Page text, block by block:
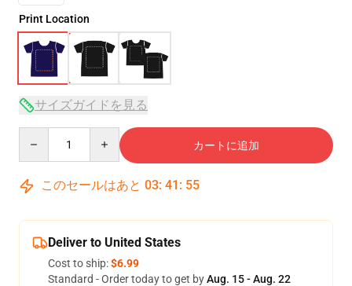
Print Location
サイズガイドを見る
カートに追加
このセールはあと 03: 41 : 54
Deliver to United States
Cost to ship:$6.99
Standard - Order today to get byAug. 15 - Aug. 22